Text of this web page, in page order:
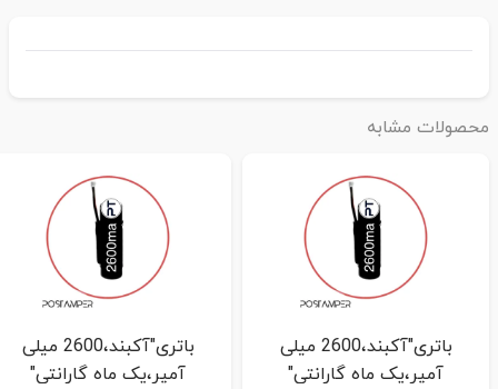
مشابه
باتری"آکبند،2600 میلی
آمپر،یک ماه گارانتی"
باتری"آکبند،2600 میلی
آمپر،یک ماه گارانتی"